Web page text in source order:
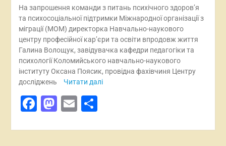
На запрошення команди з питань психічного здоров’я
та психосоціальної підтримки Міжнародної організації з
міграції (МОМ) директорка Навчально-наукового
центру професійної кар’єри та освіти впродовж життя
Галина Волощук, завідувачка кафедри педагогіки та
психології Коломийського навчально-наукового
інституту Оксана Поясик, провідна фахівчиня Центру
досліджень
Читати далі
Facebook
Mastodon
EmailПоділитися